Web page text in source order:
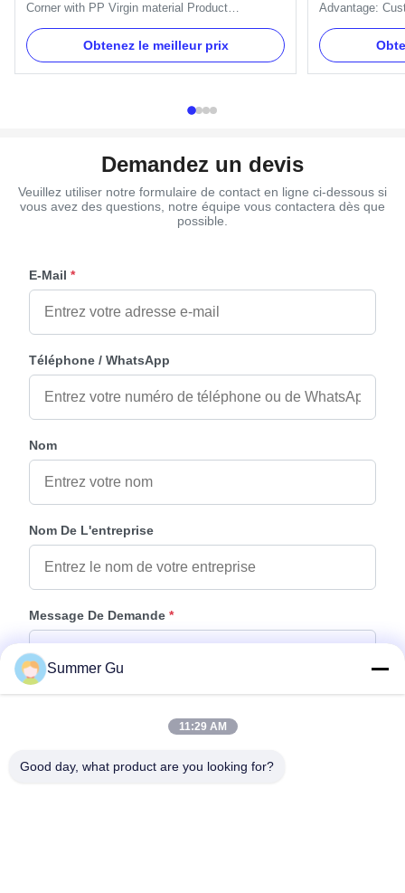
Corner with PP Virgin material Product
Description: One set include 4pcs big casket
carners, 8 pcs small casket corners, 2pcs 80'
long steel bars (203cm) and 2pcs 26' short steel
bars (66cm). Item Name TX-Model 3# Material
Obtenez le meilleur prix
Advantage:
and products
countries. Let
professional
funeral
Demandez un devis
Veuillez utiliser notre formulaire de contact en ligne ci-dessous si
vous avez des questions, notre équipe vous contactera dès que
possible.
E-Mail *
Téléphone / WhatsApp
Nom
Nom De L'entreprise
Message De Demande *
Joindre Des Fichiers
Summer Gu
11:29 AM
Good day, what product are you looking for?